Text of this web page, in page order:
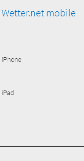
Wetter.net mobile
iPhone
iPad